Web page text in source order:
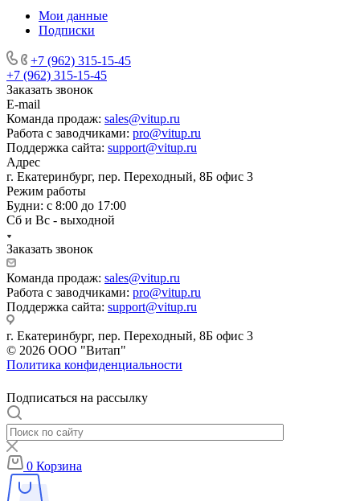
Мои данные
Подписки
+7 (962) 315-15-45
+7 (962) 315-15-45
Заказать звонок
E-mail
Команда продаж: sales@vitup.ru
Работа с заводчиками: pro@vitup.ru
Поддержка сайта: support@vitup.ru
Адрес
г. Екатеринбург, пер. Переходный, 8Б офис 3
Режим работы
Будни: с 8:00 до 17:00
Сб и Вс - выходной
Заказать звонок
Команда продаж: sales@vitup.ru
Работа с заводчиками: pro@vitup.ru
Поддержка сайта: support@vitup.ru
г. Екатеринбург, пер. Переходный, 8Б офис 3
© 2026 ООО "Витап"
Политика конфиденциальности
Подписаться на рассылку
0 Корзина